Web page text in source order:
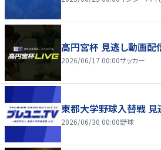
高円宮杯 見逃し動画配
2026/06/17 00:00サッカー
東都大学野球入替戦 見
2026/06/30 00:00野球